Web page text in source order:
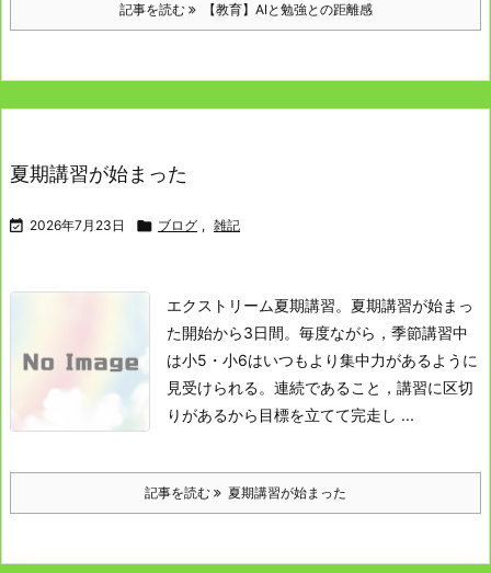
記事を読む 【教育】AIと勉強との距離感
夏期講習が始まった
 2026年7月23日  ブログ , 雑記
エクストリーム夏期講習。 夏期講習が始まっ
た開始から3日間。 毎度ながら，季節講習中
は小5・小6はいつもより集中力があるように
見受けられる。 連続であること，講習に区切
りがあるから目標を立てて完走し ...
記事を読む 夏期講習が始まった